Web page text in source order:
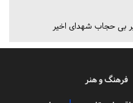
بی حجاب شهدای اخیر
فرهنگ و هنر